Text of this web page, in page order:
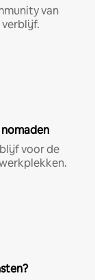
van
voor de